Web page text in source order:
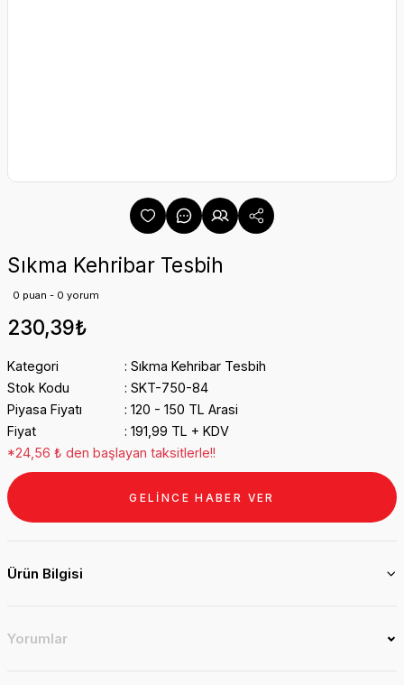
Sıkma Kehribar Tesbih
0 puan - 0 yorum
230,39₺
Kategori
Sıkma Kehribar Tesbih
Stok Kodu
SKT-750-84
Piyasa Fiyatı
120 - 150 TL Arasi
Fiyat
191,99 TL + KDV
*24,56 ₺ den başlayan taksitlerle!!
GELİNCE HABER VER
Ürün Bilgisi
Yorumlar